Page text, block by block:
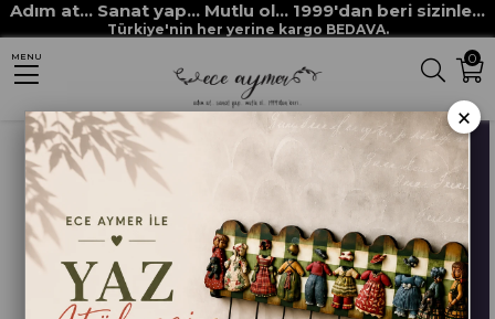
Adım at... Sanat yap... Mutlu ol... 1999'dan beri sizinle...
Türkiye'nin her yerine kargo BEDAVA.
0
MENU
Anasayfa HOBİ BOYALARI MULTİ SURFACE her yüzey boyaları
MULTİ SURFACE 2250 MÜRDÜM
×